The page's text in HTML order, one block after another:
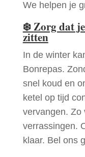
We helpen je
❄️Zorg dat
zitten
In de winter
Bonrepas.
snel koud en
ketel op tijd
vervangen. Zo
verrassingen.
klaar. Bel ons